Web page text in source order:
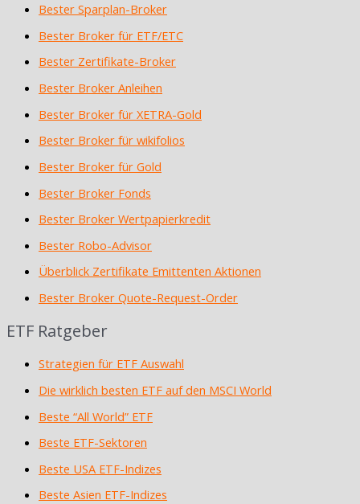
Bester Sparplan-Broker
Bester Broker für ETF/ETC
Bester Zertifikate-Broker
Bester Broker Anleihen
Bester Broker für XETRA-Gold
Bester Broker für wikifolios
Bester Broker für Gold
Bester Broker Fonds
Bester Broker Wertpapierkredit
Bester Robo-Advisor
Überblick Zertifikate Emittenten Aktionen
Bester Broker Quote-Request-Order
ETF Ratgeber
Strategien für ETF Auswahl
Die wirklich besten ETF auf den MSCI World
Beste “All World” ETF
Beste ETF-Sektoren
Beste USA ETF-Indizes
Beste Asien ETF-Indizes